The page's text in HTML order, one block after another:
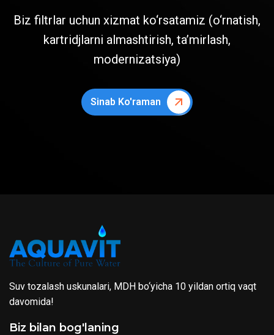
Biz filtrlar uchun xizmat ko‘rsatamiz (o‘rnatish,
kartridjlarni almashtirish, ta’mirlash,
modernizatsiya)
Sinab Ko'raman
Suv tozalash uskunalari, MDH bo‘yicha 10 yildan ortiq vaqt
davomida!
Biz bilan bog'laning